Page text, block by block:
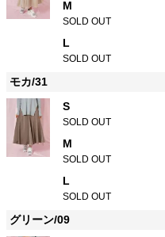
M
SOLD OUT
L
SOLD OUT
モカ/31
S
SOLD OUT
M
SOLD OUT
L
SOLD OUT
グリーン/09